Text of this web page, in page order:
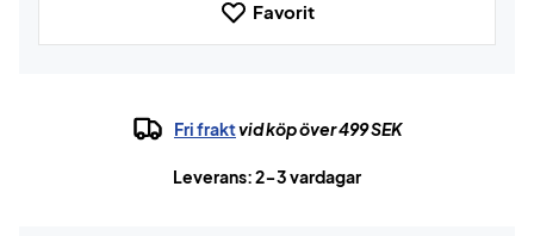
Favorit
Fri fraktvid köp över 499 SEK
Leverans: 2-3 vardagar